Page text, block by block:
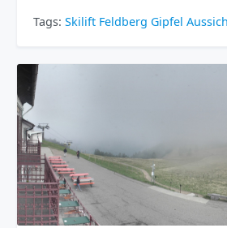
Tags: Skilift Feldberg Gipfel